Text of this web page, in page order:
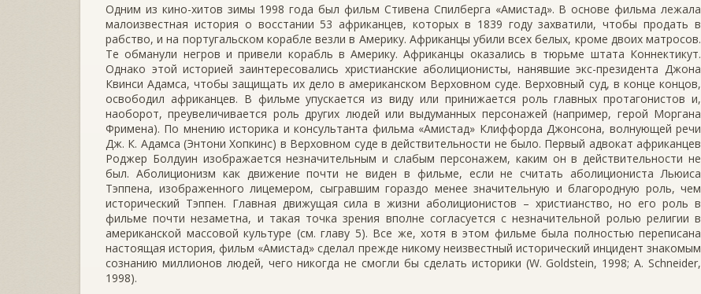
Одним из кино-хитов зимы 1998 года был фильм Стивена Спилберга «Амистад». В основе фильма лежала
малоизвестная история о восстании 53 африканцев, которых в 1839 году захватили, чтобы продать в
рабство, и на португальском корабле везли в Америку. Африканцы убили всех белых, кроме двоих матросов.
Те обманули негров и привели корабль в Америку. Африканцы оказались в тюрьме штата Коннектикут.
Однако этой историей заинтересовались христианские аболиционисты, нанявшие экс-президента Джона
Квинси Адамса, чтобы защищать их дело в американском Верховном суде. Верховный суд, в конце концов,
освободил африканцев. В фильме упускается из виду или принижается роль главных протагонистов и,
наоборот, преувеличивается роль других людей или выдуманных персонажей (например, герой Моргана
Фримена). По мнению историка и консультанта фильма «Амистад» Клиффорда Джонсона, волнующей речи
Дж. К. Адамса (Энтони Хопкинс) в Верховном суде в действительности не было. Первый адвокат африканцев
Роджер Болдуин изображается незначительным и слабым персонажем, каким он в действительности не
был. Аболиционизм как движение почти не виден в фильме, если не считать аболициониста Льюиса
Тэппена, изображенного лицемером, сыгравшим гораздо менее значительную и благородную роль, чем
исторический Тэппен. Главная движущая сила в жизни аболиционистов – христианство, но его роль в
фильме почти незаметна, и такая точка зрения вполне согласуется с незначительной ролью религии в
американской массовой культуре (см. главу 5). Все же, хотя в этом фильме была полностью переписана
настоящая история, фильм «Амистад» сделал прежде никому неизвестный исторический инцидент знакомым
сознанию миллионов людей, чего никогда не смогли бы сделать историки (W. Goldstein, 1998; A. Schneider,
1998).